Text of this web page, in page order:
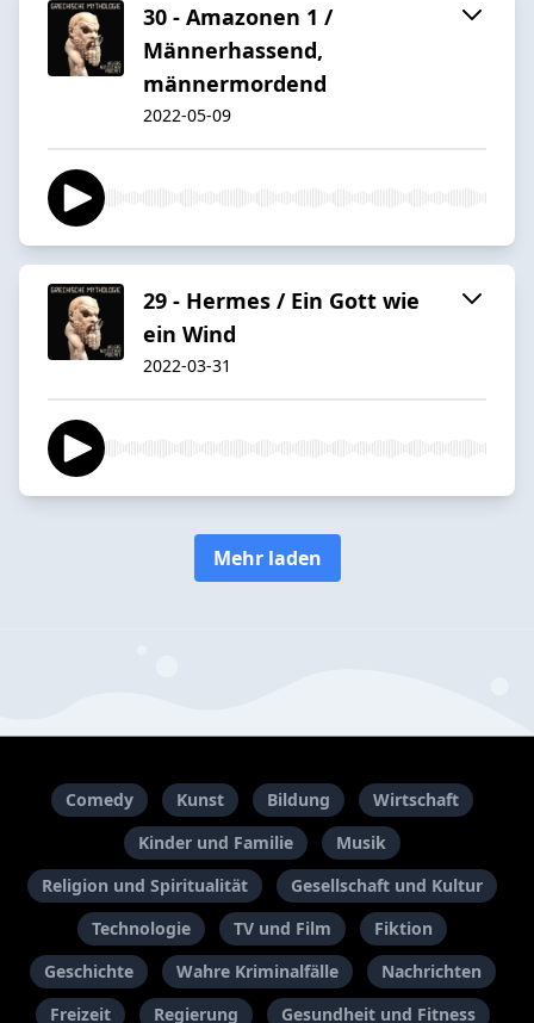
30 - Amazonen 1 /
Männerhassend,
männermordend
2022-05-09
29 - Hermes / Ein Gott wie
ein Wind
2022-03-31
Mehr laden
Comedy Kunst Bildung
Wirtschaft
Kinder und Familie
Musik
Religion und Spiritualität
Gesellschaft und Kultur
Technologie
TV und Film
Fiktion
Geschichte
Wahre Kriminalfälle
Nachrichten
Freizeit
Regierung Gesundheit und Fitness